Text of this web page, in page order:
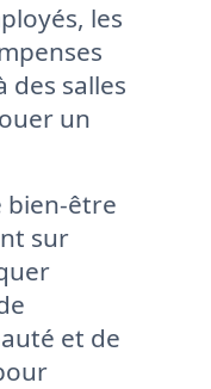
les
des salles
un
bien-être
sur
et de